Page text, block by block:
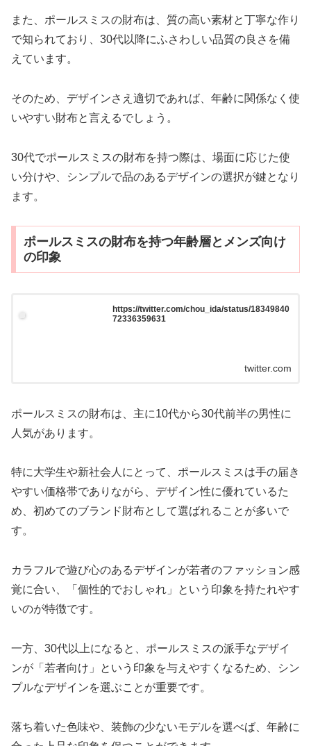
また、ポールスミスの財布は、質の高い素材と丁寧な作り
で知られており、30代以降にふさわしい品質の良さを備
えています。
そのため、デザインさえ適切であれば、年齢に関係なく使
いやすい財布と言えるでしょう。
30代でポールスミスの財布を持つ際は、場面に応じた使
い分けや、シンプルで品のあるデザインの選択が鍵となり
ます。
ポールスミスの財布を持つ年齢層とメンズ向け
の印象
https://twitter.com/chou_ida/status/18349840
72336359631
twitter.com
ポールスミスの財布は、主に10代から30代前半の男性に
人気があります。
特に大学生や新社会人にとって、ポールスミスは手の届き
やすい価格帯でありながら、デザイン性に優れているた
め、初めてのブランド財布として選ばれることが多いで
す。
カラフルで遊び心のあるデザインが若者のファッション感
覚に合い、「個性的でおしゃれ」という印象を持たれやす
いのが特徴です。
一方、30代以上になると、ポールスミスの派手なデザイ
ンが「若者向け」という印象を与えやすくなるため、シン
プルなデザインを選ぶことが重要です。
落ち着いた色味や、装飾の少ないモデルを選べば、年齢に